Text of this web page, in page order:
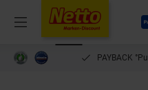
Menü
PAYBACK